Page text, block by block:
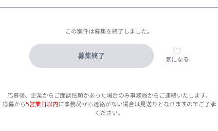
この案件は募集を終了しました。
募集終了 気になる
応募後、企業からご面談依頼があった場合のみ事務局からご連絡いたします。
応募から5営業日以内に事務局から連絡がない場合は見送りとなりますのでご了承
ください。